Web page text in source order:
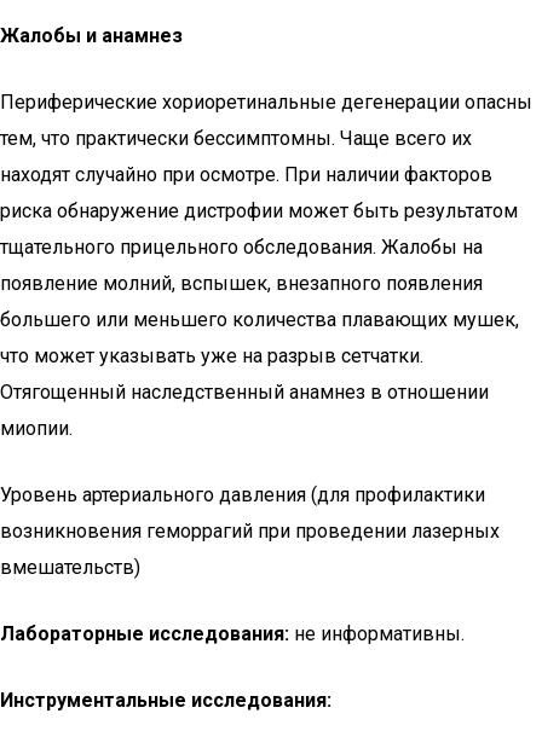
Жалобы и анамнез
Периферические хориоретинальные дегенерации опасны
тем, что практически бессимптомны. Чаще всего их
находят случайно при осмотре. При наличии факторов
риска обнаружение дистрофии может быть результатом
тщательного прицельного обследования. Жалобы на
появление молний, вспышек, внезапного появления
большего или меньшего количества плавающих мушек,
что может указывать уже на разрыв сетчатки.
Отягощенный наследственный анамнез в отношении
миопии.
Уровень артериального давления (для профилактики
возникновения геморрагий при проведении лазерных
вмешательств)
Лабораторные исследования: не информативны.
Инструментальные исследования: